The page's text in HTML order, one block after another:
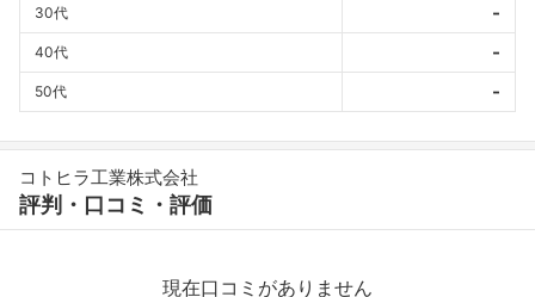
30代 -
40代 -
50代 -
コトヒラ工業株式会社
評判・口コミ・評価
現在口コミがありません